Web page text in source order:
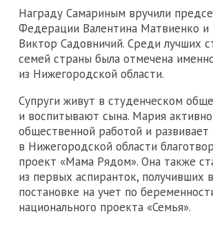
Награду Самариным вручили
Федерации Валентина Матвиенко
Виктор Садовничий. Среди лучших
семей страны была отмечена
из Нижегородской области.
Супруги живут в студенческом
и воспитывают сына. Мария
общественной работой и развивает
в Нижегородской области
проект «Мама Рядом». Она также
из первых аспиранток, получивших
постановке на учет по
национального проекта «Семья».